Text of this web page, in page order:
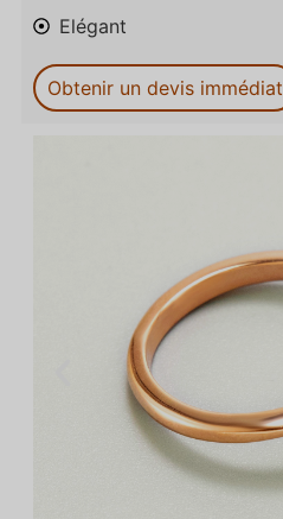
Elégant
Obtenir un devis immédiat